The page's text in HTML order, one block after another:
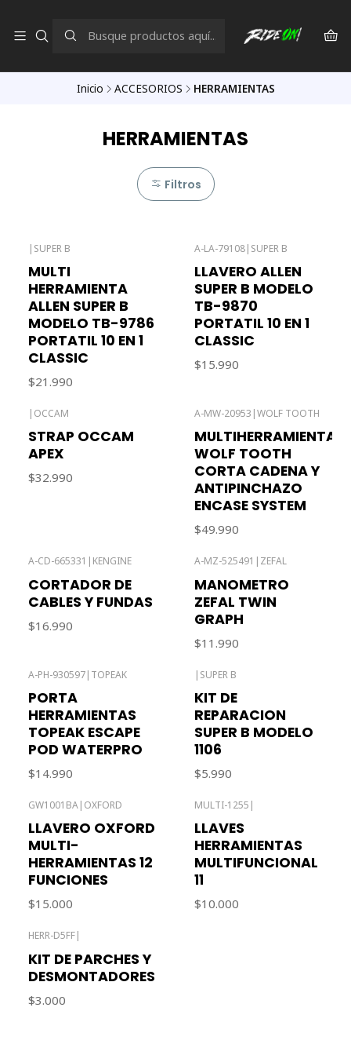
Inicio ACCESORIOS HERRAMIENTAS
HERRAMIENTAS
Filtros
| SUPER B
MULTI
HERRAMIENTA
ALLEN SUPER B
MODELO TB-9786
PORTATIL 10 EN 1
CLASSIC
$21.990
A-LA-79108| SUPER B
LLAVERO ALLEN
SUPER B MODELO
TB-9870
PORTATIL 10 EN 1
CLASSIC
$15.990
| OCCAM
STRAP OCCAM
APEX
$32.990
A-MW-20953 |WOLF TOOTH
MULTIHERRAMIENTA
WOLF TOOTH
CORTA CADENA Y
ANTIPINCHAZO
ENCASE SYSTEM
$49.990
A-CD-665331 | KENGINE
CORTADOR DE
CABLES Y FUNDAS
$16.990
A-MZ-525491 | ZEFAL
MANOMETRO
ZEFAL TWIN
GRAPH
$11.990
A-PH-930597| TOPEAK
PORTA
HERRAMIENTAS
TOPEAK ESCAPE
POD WATERPRO
$14.990
| SUPER B
KIT DE
REPARACION
SUPER B MODELO
1106
$5.990
GW1001BA| OXFORD
LLAVERO OXFORD
MULTI-
HERRAMIENTAS 12
FUNCIONES
$15.000
MULTI-1255 |
LLAVES
HERRAMIENTAS
MULTIFUNCIONAL
11
$10.000
HERR-D5FF
KIT DE PARCHES Y
DESMONTADORES
$3.000